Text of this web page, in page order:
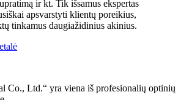
ir kt. Tik išsamus ekspertas
apsvarstyti klientų poreikius,
tinkamus daugiažidinius akinius.
Co., Ltd.“ yra viena iš profesionalių optinių